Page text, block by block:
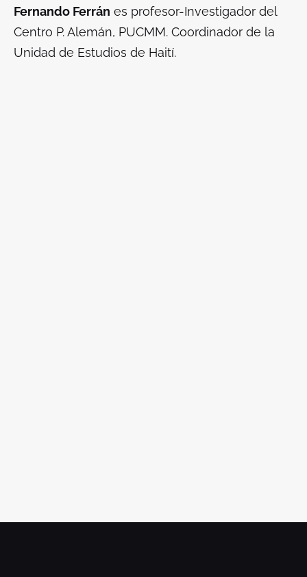
Fernando Ferrán es profesor-Investigador del
Centro P. Alemán, PUCMM. Coordinador de la
Unidad de Estudios de Haití.